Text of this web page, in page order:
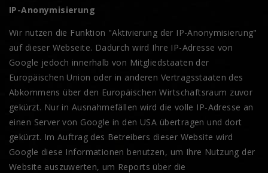
IP-Anonymisierung
Wir nutzen die Funktion "Aktivierung der IP-Anonymisierung"
auf dieser Webseite. Dadurch wird Ihre IP-Adresse von
Google jedoch innerhalb von Mitgliedstaaten der
Europäischen Union oder in anderen Vertragsstaaten des
Abkommens über den Europäischen Wirtschaftsraum zuvor
gekürzt. Nur in Ausnahmefällen wird die volle IP-Adresse an
einen Server von Google in den USA übertragen und dort
gekürzt. Im Auftrag des Betreibers dieser Website wird
Google diese Informationen benutzen, um Ihre Nutzung der
Website auszuwerten, um Reports über die